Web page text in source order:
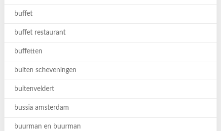
buffet
buffet restaurant
buffetten
buiten scheveningen
buitenveldert
bussia amsterdam
buurman en buurman